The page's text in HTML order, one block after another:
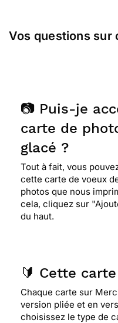
Vos questions sur
📷 Puis-je
carte de
glacé ?
Tout à fait, vous
cette carte de voeux
photos que nous
cela, cliquez sur
du haut.
🔰 Cette
Chaque carte sur
version pliée et en
choisissez le type de